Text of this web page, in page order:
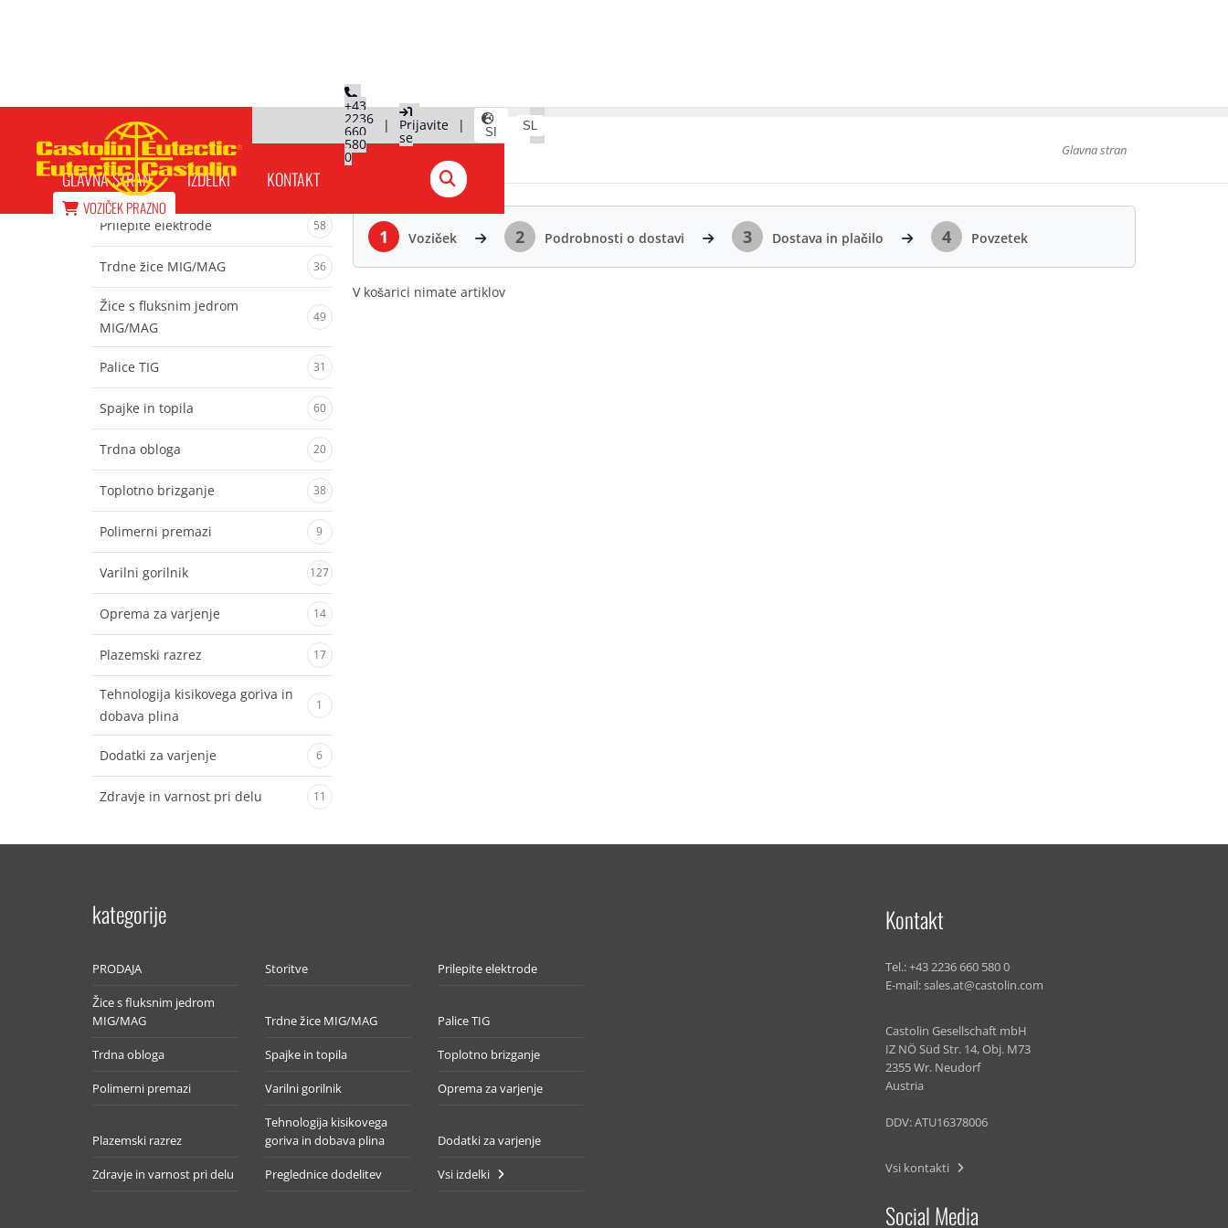
+43
2236
660
580
0
| Prijavite
se
| SI SL
GLAVNA STRAN IZDELKI KONTAKT
VOZIČEKPRAZNO
Glavna stran
Cart
Prilepite elektrode 58
Trdne žice MIG/MAG 36
Žice s fluksnim jedrom
MIG/MAG
49
Palice TIG 31
Spajke in topila 60
Trdna obloga 20
Toplotno brizganje 38
Polimerni premazi 9
Varilni gorilnik 127
Oprema za varjenje 14
Plazemski razrez 17
Tehnologija kisikovega goriva in
dobava plina
1
Dodatki za varjenje 6
Zdravje in varnost pri delu 11
1 Voziček 2 Podrobnosti o dostavi 3 Dostava in plačilo 4 Povzetek
V košarici nimate artiklov
kategorije
PRODAJA Storitve Prilepite elektrode
Žice s fluksnim jedrom
MIG/MAG
Trdne žice MIG/MAG Palice TIG
Trdna obloga Spajke in topila Toplotno brizganje
Polimerni premazi Varilni gorilnik Oprema za varjenje
Plazemski razrez
Tehnologija kisikovega
goriva in dobava plina
Dodatki za varjenje
Zdravje in varnost pri delu Preglednice dodelitev Vsi izdelki
Kontakt
Tel.:+43 2236 660 580 0
E-mail:sales.at@castolin.com
Castolin Gesellschaft mbH
IZ NÖ Süd Str. 14, Obj. M73
2355 Wr. Neudorf
Austria
DDV: ATU16378006
Vsi kontakti
Social Media